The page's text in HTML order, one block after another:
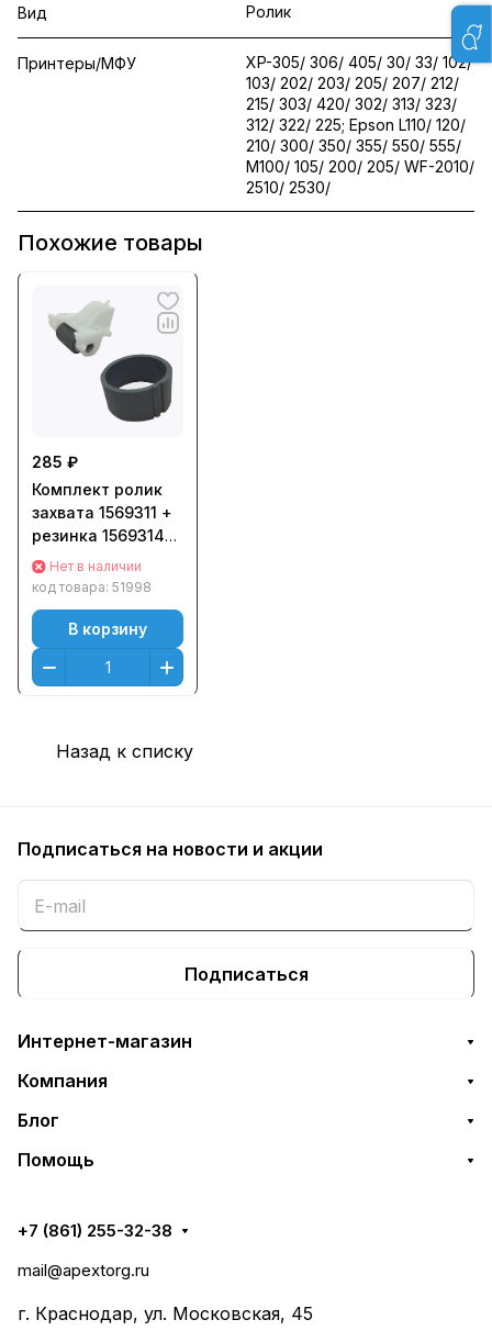
Вид Ролик
Принтеры/МФУ
XP-305/ 306/ 405/ 30/ 33/ 102/
103/ 202/ 203/ 205/ 207/ 212/
215/ 303/ 420/ 302/ 313/ 323/
312/ 322/ 225; Epson L110/ 120/
210/ 300/ 350/ 355/ 550/ 555/
M100/ 105/ 200/ 205/ WF-2010/
2510/ 2530/
Похожие товары
285 ₽
Комплект ролик
захвата 1569311 +
резинка 1569314
Epson L110
совместимые
Нет в наличии
код товара: 51998
В корзину
Назад к списку
Подписаться на новости и акции
Подписаться
Интернет-магазин
Компания
Блог
Помощь
+7 (861) 255-32-38
mail@apextorg.ru
г. Краснодар, ул. Московская, 45